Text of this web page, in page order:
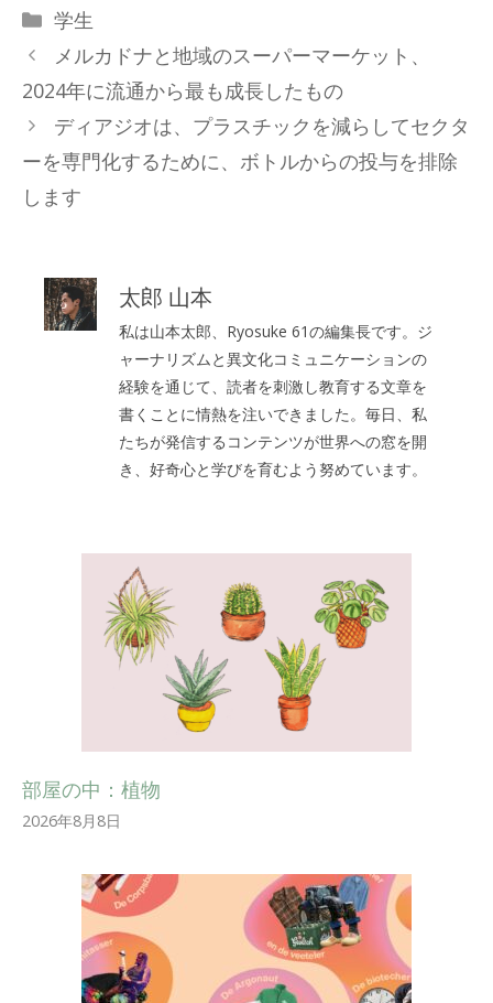
カ
テ
リ
ー
学生
メルカドナと地域のスーパーマーケット、
2024年に流通から最も成長したもの
ディアジオは、プラスチックを減らしてセクタ
ーを専門化するために、ボトルからの投与を排除
します
太郎 山本
私は山本太郎、Ryosuke 61の編集長です。ジ
ャーナリズムと異文化コミュニケーションの
経験を通じて、読者を刺激し教育する文章を
書くことに情熱を注いできました。毎日、私
たちが発信するコンテンツが世界への窓を開
き、好奇心と学びを育むよう努めています。
部屋の中：植物
2026年8月8日